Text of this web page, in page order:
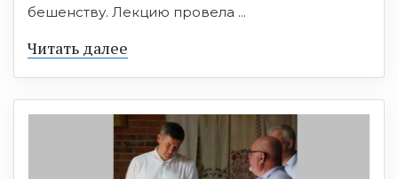
бешенству. Лекцию провела ...
Читать далее